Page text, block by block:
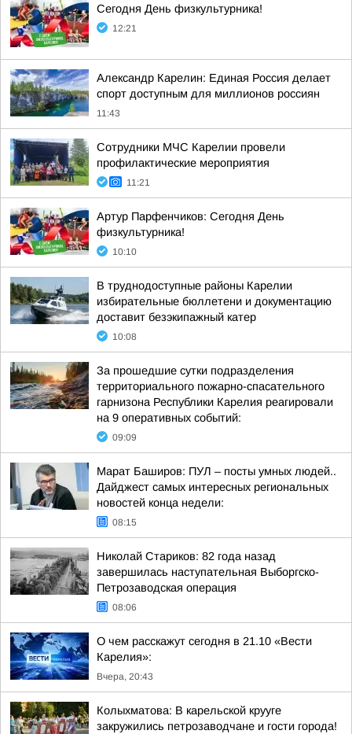
Сегодня День физкультурника!
12:21
Александр Карелин: Единая Россия делает
спорт доступным для миллионов россиян
11:43
Сотрудники МЧС Карелии провели
профилактические мероприятия
11:21
Артур Парфенчиков: Сегодня День
физкультурника!
10:10
В труднодоступные районы Карелии
избирательные бюллетени и документацию
доставит безэкипажный катер
10:08
За прошедшие сутки подразделения
территориального пожарно-спасательного
гарнизона Республики Карелия реагировали
на 9 оперативных событий:
09:09
Марат Баширов: ПУЛ – посты умных людей..
Дайджест самых интересных региональных
новостей конца недели:
08:15
Николай Стариков: 82 года назад
завершилась наступательная Выборгско-
Петрозаводская операция
08:06
О чем расскажут сегодня в 21.10 «Вести
Карелия»:
Вчера, 20:43
Колыхматова: В карельской крууге
закружились петрозаводчане и гости города!